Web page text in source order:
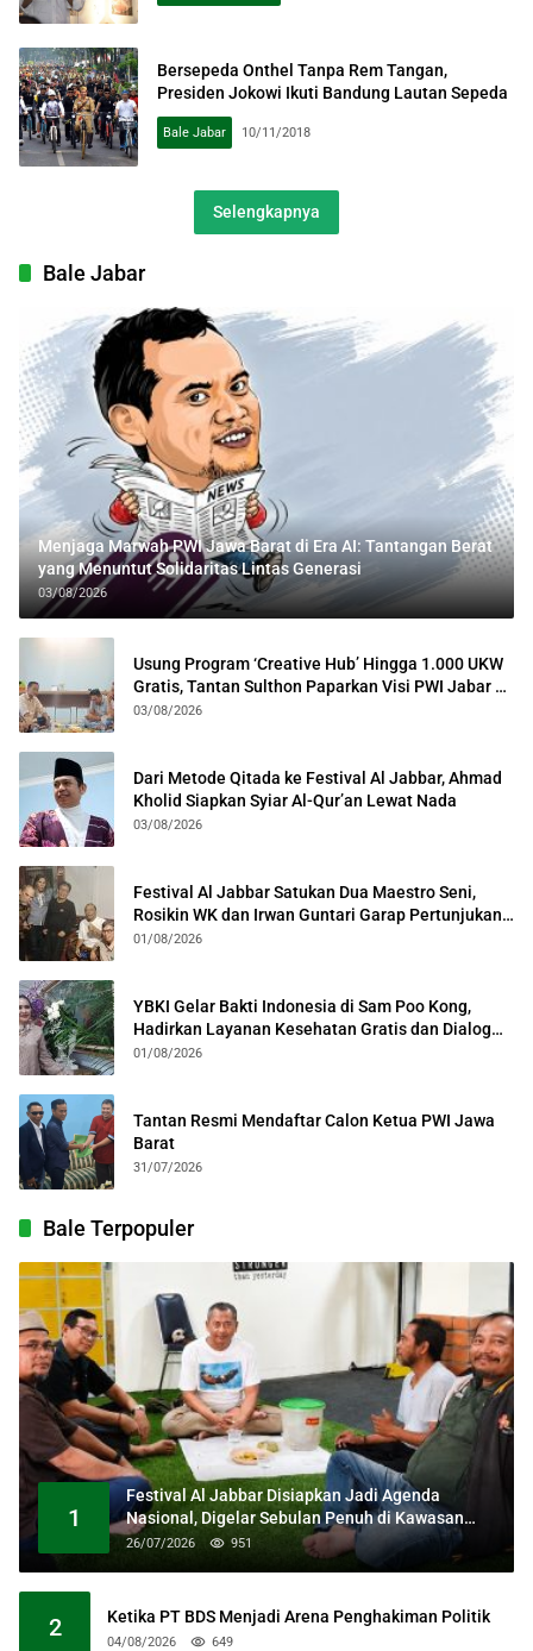
Bersepeda Onthel Tanpa Rem Tangan,
Presiden Jokowi Ikuti Bandung Lautan Sepeda
Bale Jabar 10/11/2018
Selengkapnya
Bale Jabar
Menjaga Marwah PWI Jawa Barat di Era AI: Tantangan Berat
yang Menuntut Solidaritas Lintas Generasi
03/08/2026
Usung Program ‘Creative Hub’ Hingga 1.000 UKW
Gratis, Tantan Sulthon Paparkan Visi PWI Jabar di
Kota Bogor
03/08/2026
Dari Metode Qitada ke Festival Al Jabbar, Ahmad
Kholid Siapkan Syiar Al-Qur’an Lewat Nada
03/08/2026
Festival Al Jabbar Satukan Dua Maestro Seni,
Rosikin WK dan Irwan Guntari Garap Pertunjukan
Kolosal
01/08/2026
YBKI Gelar Bakti Indonesia di Sam Poo Kong,
Hadirkan Layanan Kesehatan Gratis dan Dialog
Kebangsaan
01/08/2026
Tantan Resmi Mendaftar Calon Ketua PWI Jawa
Barat
31/07/2026
Bale Terpopuler
1
Festival Al Jabbar Disiapkan Jadi Agenda
Nasional, Digelar Sebulan Penuh di Kawasan
Masjid Raya Al Jabbar
26/07/2026 951
2 Ketika PT BDS Menjadi Arena Penghakiman Politik
04/08/2026 649